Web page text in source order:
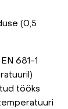
(0,5
681-1
tööks